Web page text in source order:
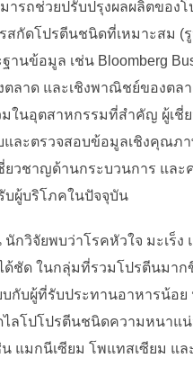
ารถช่วยปรับปรุงผลผลิตของ
กัดโปรตีนชนิดที่เหมาะสม (
นข้อมูล เช่น Bloomberg
ลาด และเชิงพาณิชย์ของตล
ในอุตสาหกรรมที่สำคัญ ผู้เชี่
และตรวจสอบข้อมูลเชิงคุณ
วชาญด้านกระบวนการ และ
บผู้บริโภคในปัจจุบัน
กวิจัยพบว่าโรคหัวใจ มะเร็ง
ชัด ในกลุ่มที่รวมโปรตีนมาก
กับผู้ที่รับประทานอาหารน้อ
ลโปโปรตีนชนิดความหนาแน่
แมกนีเซียม โพแทสเซียม แล